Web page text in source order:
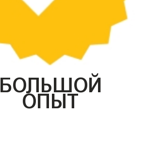
БОЛЬШОЙ
ОПЫТ